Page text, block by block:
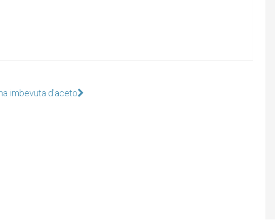
imbevuta d'aceto